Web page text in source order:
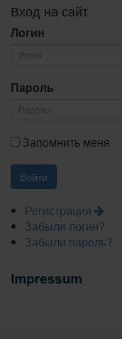
Вход на сайт
Логин
Пароль
Запомнить меня
Регистрация
Забыли логин?
Забыли пароль?